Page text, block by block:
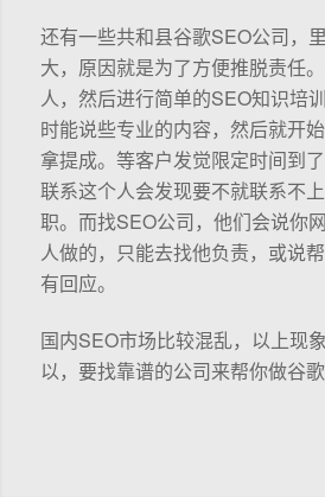
还有一些共和县谷歌SEO公司，
大，原因就是为了方便推脱责任
人，然后进行简单的SEO知识培
时能说些专业的内容，然后就开
拿提成。等客户发觉限定时间到
联系这个人会发现要不就联系不
职。而找SEO公司，他们会说你
人做的，只能去找他负责，或说
有回应。
国内SEO市场比较混乱，以上现
以，要找靠谱的公司来帮你做谷歌